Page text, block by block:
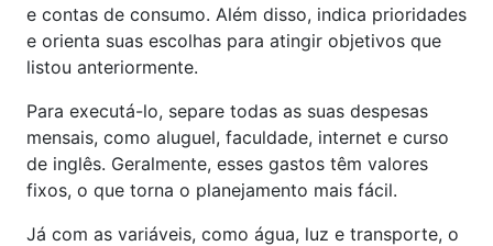
e contas de consumo. Além disso, indica prioridades
e orienta suas escolhas para atingir objetivos que
listou anteriormente.
Para executá-lo, separe todas as suas despesas
mensais, como aluguel, faculdade, internet e curso
de inglês. Geralmente, esses gastos têm valores
fixos, o que torna o planejamento mais fácil.
Já com as variáveis, como água, luz e transporte, o